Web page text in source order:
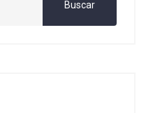
Buscar